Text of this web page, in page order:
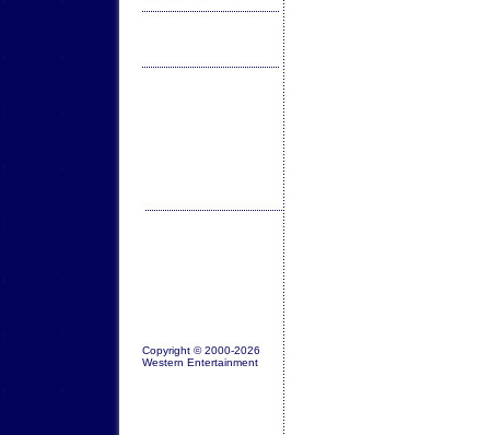
Copyright © 2000-2026
Western Entertainment